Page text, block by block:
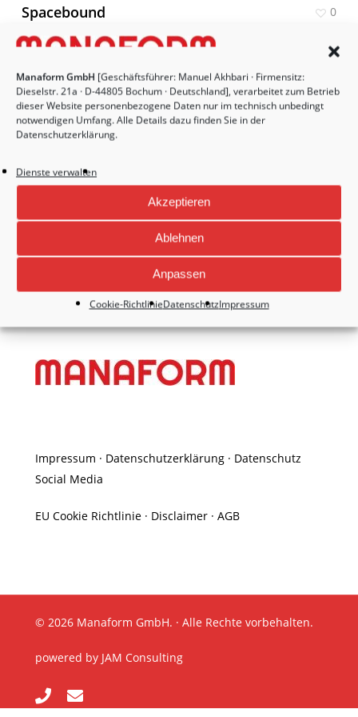
Manaform GmbH [Geschäftsführer: Manuel Akhbari · Firmensitz:
Dieselstr. 21a · D-44805 Bochum · Deutschland], verarbeitet zum Betrieb
dieser Website personenbezogene Daten nur im technisch unbedingt
notwendigen Umfang. Alle Details dazu finden Sie in der
Datenschutzerklärung.
Dienste verwalten
Akzeptieren
Ablehnen
Anpassen
Cookie-RichtlinieDatenschutzImpressum
Spacebound 0
One More Beer
Impressum · Datenschutzerklärung · Datenschutz
Social Media
EU Cookie Richtlinie · Disclaimer ·AGB
© 2026 Manaform GmbH. · Alle Rechte vorbehalten.
powered by JAM Consulting